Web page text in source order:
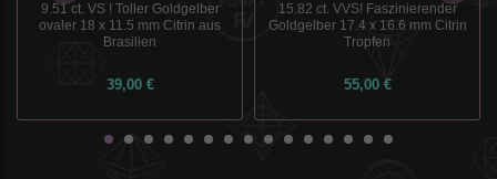
9.51 ct. VS ! Toller Goldgelber
ovaler 18 x 11.5 mm Citrin aus
Brasilien
39,00 €
15.82 ct. VVS! Faszinierender
Goldgelber 17.4 x 16.6 mm Citrin
Tropfen
55,00 €